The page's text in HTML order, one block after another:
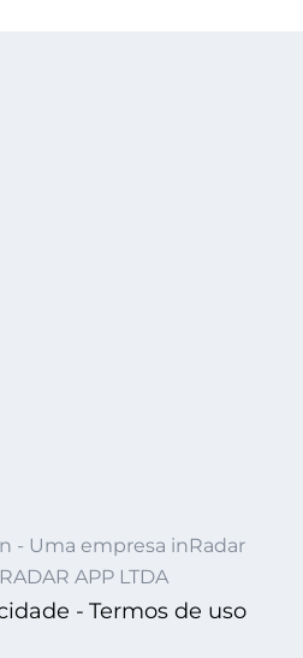
- Uma empresa inRadar
APP LTDA
- Termos de uso